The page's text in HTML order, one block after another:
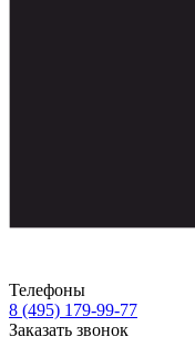
Телефоны
8 (495) 179-99-77
Заказать звонок